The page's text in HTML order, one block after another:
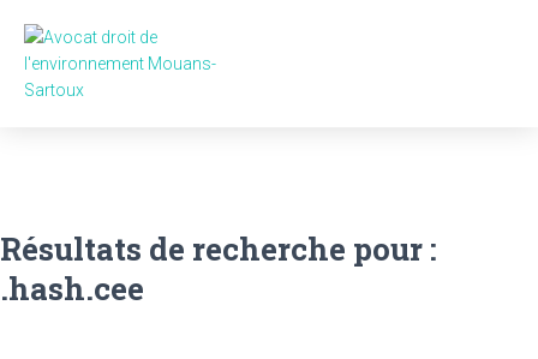
Résultats de recherche pour :
.hash.cee